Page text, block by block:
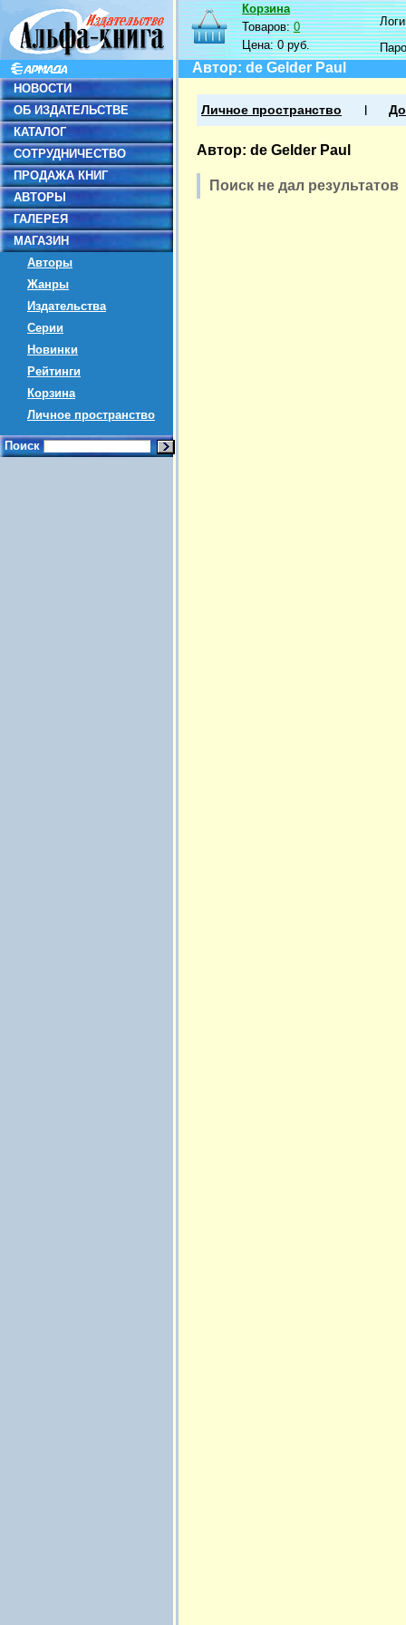
НОВОСТИ
ОБ ИЗДАТЕЛЬСТВЕ
КАТАЛОГ
СОТРУДНИЧЕСТВО
ПРОДАЖА КНИГ
АВТОРЫ
ГАЛЕРЕЯ
МАГАЗИН
Авторы
Жанры
Издательства
Серии
Новинки
Рейтинги
Корзина
Личное пространство
Поиск
Корзина
Товаров:0
Цена:0 руб.
Автор: de Gelder Paul
Личное пространство
Автор: de Gelder Paul
Поиск не дал результатов